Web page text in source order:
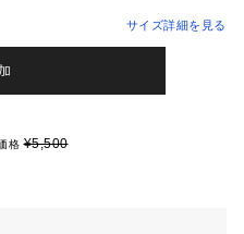
サイズ詳細を見る
格¥5,500